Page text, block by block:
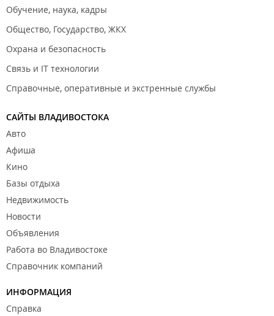
Обучение, наука, кадры
Общество, Государство, ЖКХ
Охрана и безопасность
Связь и IT технологии
Справочные, оперативные и экстренные службы
САЙТЫ ВЛАДИВОСТОКА
Авто
Афиша
Кино
Базы отдыха
Недвижимость
Новости
Объявления
Работа во Владивостоке
Справочник компаний
ИНФОРМАЦИЯ
Справка